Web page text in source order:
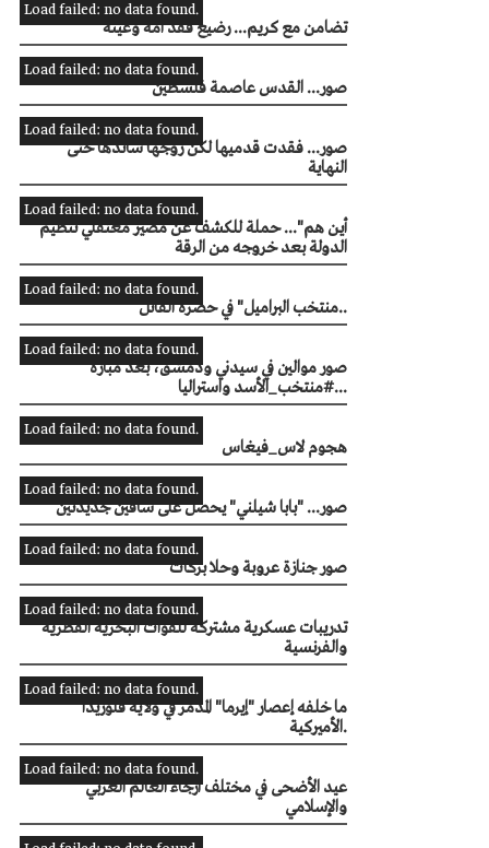
Load failed: no data found.
تضامن مع كريم... رضيع فقد أمه وعينه
Load failed: no data found.
صور... القدس عاصمة فلسطين
Load failed: no data found.
صور... فقدت قدميها لكن زوجها ساندها حتى
النهاية
Load failed: no data found.
" أين هم"... حملة للكشف عن مصير معتقلي تنظيم
الدولة بعد خروجه من الرقة
Load failed: no data found.
"منتخب البراميل" في حضرة القاتل..
Load failed: no data found.
صور موالين في سيدني ودمشق، بعد مبارة
#منتخب_الأسد واستراليا...
Load failed: no data found.
هجوم لاس_فيغاس
Load failed: no data found.
صور... "بابا شيلني" يحصل على ساقين جديدتين
Load failed: no data found.
صور جنازة عروبة وحلا بركات
Load failed: no data found.
تدريبات عسكرية مشتركة للقوات البحرية القطرية
والفرنسية
Load failed: no data found.
ما خلفه إعصار "إيرما" المدمر في ولاية فلوريدا
الأميركية.
Load failed: no data found.
عيد الأضحى في مختلف أرجاء العالم العربي
والإسلامي